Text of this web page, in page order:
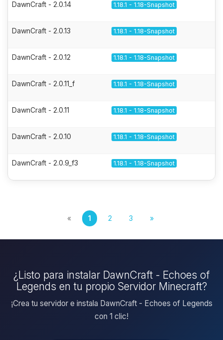
DawnCraft - 2.0.14 1.18.1 - 1.18-Snapshot
DawnCraft - 2.0.13 1.18.1 - 1.18-Snapshot
DawnCraft - 2.0.12 1.18.1 - 1.18-Snapshot
DawnCraft - 2.0.11_f 1.18.1 - 1.18-Snapshot
DawnCraft - 2.0.11 1.18.1 - 1.18-Snapshot
DawnCraft - 2.0.10 1.18.1 - 1.18-Snapshot
DawnCraft - 2.0.9_f3 1.18.1 - 1.18-Snapshot
« 1 2 3 »
¿Listo para instalar DawnCraft - Echoes of
Legends en tu propio Servidor Minecraft?
¡Crea tu servidor e instala DawnCraft - Echoes of Legends
con 1 clic!